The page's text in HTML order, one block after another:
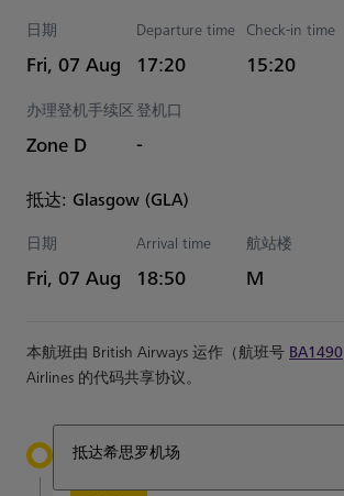
日期
Fri, 07 Aug
Departure time
Estimated 时间
17:20
Check-in time
15:20
办理登机手续区
Zone D
登机口
-
抵达: Glasgow (GLA)
日期
Fri, 07 Aug
Arrival time
Estimated 时间
18:50
航站楼
M
本航班由 British Airways 运作（航班号 BA1490
Airlines 的代码共享协议。
抵达希思罗机场